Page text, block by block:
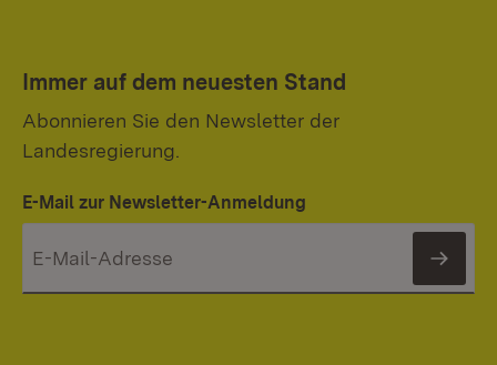
Immer auf dem neuesten Stand
Abonnieren Sie den Newsletter der
Landesregierung.
E-Mail zur Newsletter-Anmeldung